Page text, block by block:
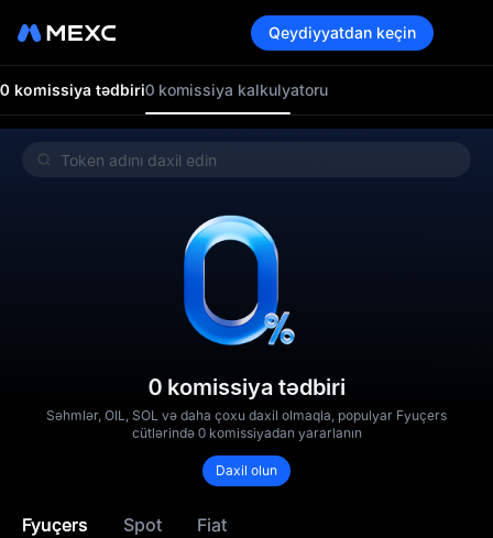
Qeydiyyatdan keçin
0 komissiya tədbiri0 komissiya kalkulyatoru
0 komissiya tədbiri
Səhmlər, OIL, SOL və daha çoxu daxil olmaqla, populyar Fyuçers
cütlərində 0 komissiyadan yararlanın
Daxil olun
Fyuçers Spot Fiat